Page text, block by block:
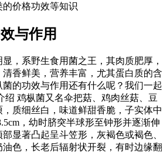
的价格功效等知识
与作用
，系野生食用菌之王，其肉质肥厚，
香鲜美，营养丰富，尤其蛋白质的含
的功效与作用还有什么呢？我们一起
绍 鸡枞菌又名伞把菇、鸡肉丝菇、豆
质细丝白，味道鲜甜香脆，子实体中
，幼时脐突半球形至钟形并逐渐伸
显著凸起呈斗笠形，灰褐色或褐色、
色，长老后辐射状开裂，有时边缘翻